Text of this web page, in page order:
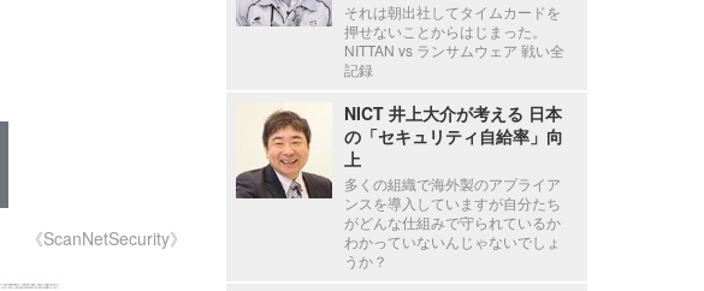
《ScanNetSecurity》
それは朝出社してタイムカードを
押せないことからはじまった。
NITTAN vs ランサムウェア 戦い全
記録
NICT 井上大介が考える 日本
の「セキュリティ自給率」向
上
多くの組織で海外製のアプライア
ンスを導入していますが自分たち
がどんな仕組みで守られているか
わかっていないんじゃないでしょ
うか？